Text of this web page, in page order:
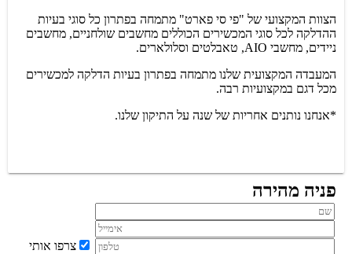
הצוות המקצועי של "פי סי פארט" מתמחה בפתרון כל סוגי בעיות
ההדלקה לכל סוגי המכשירים הכוללים מחשבים שולחניים, מחשבים
ניידים, מחשבי AIO, טאבלטים וסלולארים.
המעבדה המקצועית שלנו מתמחה בפתרון בעיות הדלקה למכשירים
מכל דגם במקצועיות רבה.
*אנחנו נותנים אחריות של שנה על התיקון שלנו.
פניה מהירה
צרפו אותי